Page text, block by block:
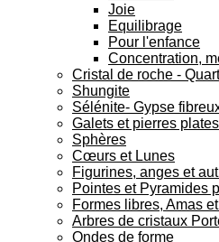
Joie
Equilibrage
Pour l'enfance
Concentration,
Cristal de roche -
Shungite
Sélénite- Gypse
Galets et pierres plates
Sphères
Cœurs et Lunes
Figurines, anges et
Pointes et Pyramides
Formes libres, Amas
Arbres de cristaux
Ondes de forme